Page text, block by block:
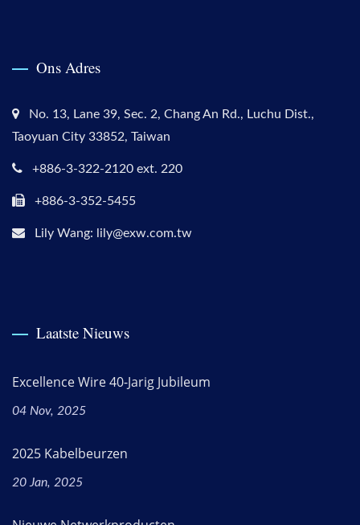
Ons Adres
No. 13, Lane 39, Sec. 2, Chang An Rd., Luchu Dist.,
Taoyuan City 33852, Taiwan
+886-3-322-2120 ext. 220
+886-3-352-5455
Lily Wang: lily@exw.com.tw
Laatste Nieuws
Excellence Wire 40-Jarig Jubileum
04 Nov, 2025
2025 Kabelbeurzen
20 Jan, 2025